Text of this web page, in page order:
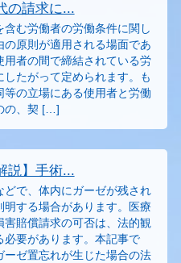
の請求に...
含む労働者の労働条件に関し
の原則が適用される場面であ
用者の間で締結されている労
したがって定められます。も
等の立場にある使用者と労働
の、契 […]
説】手術...
どで、体内にガーゼが残され
明する場合があります。医療
害賠償請求の可否は、法的観
必要があります。本記事で
ーゼ置忘れが生じた場合の法